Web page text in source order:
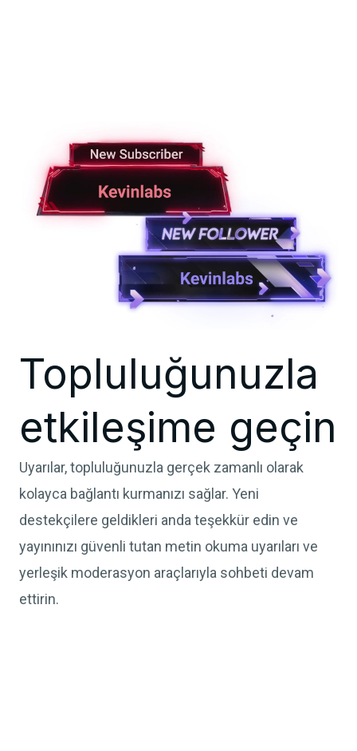
Topluluğunuzla
etkileşime geçin
Uyarılar, topluluğunuzla gerçek zamanlı olarak
kolayca bağlantı kurmanızı sağlar. Yeni
destekçilere geldikleri anda teşekkür edin ve
yayınınızı güvenli tutan metin okuma uyarıları ve
yerleşik moderasyon araçlarıyla sohbeti devam
ettirin.